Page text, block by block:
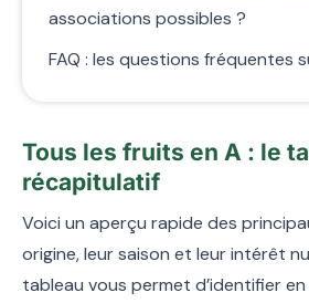
associations possibles ?
FAQ : les questions fréquentes
Tous les fruits en A : le
récapitulatif
Voici un aperçu rapide des
origine, leur saison et leur intérêt
tableau vous permet d’identifier